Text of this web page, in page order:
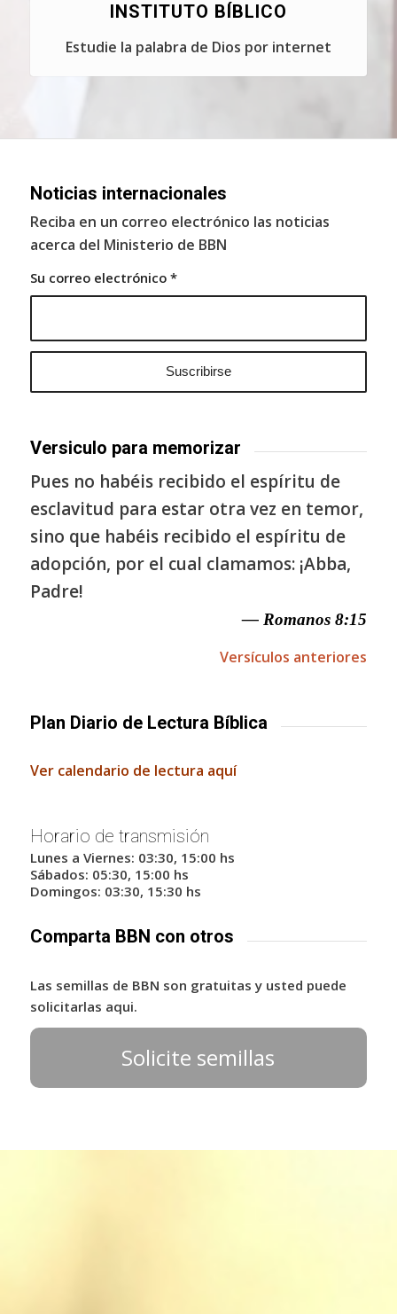
INSTITUTO BÍBLICO
Estudie la palabra de Dios por internet
Noticias internacionales
Reciba en un correo electrónico las noticias
acerca del Ministerio de BBN
Su correo electrónico *
Versiculo para memorizar
Pues no habéis recibido el espíritu de
esclavitud para estar otra vez en temor,
sino que habéis recibido el espíritu de
adopción, por el cual clamamos: ¡Abba,
Padre!
— Romanos 8:15
Versículos anteriores
Plan Diario de Lectura Bíblica
Ver calendario de lectura aquí
Horario de transmisión
Lunes a Viernes: 03:30, 15:00 hs
Sábados: 05:30, 15:00 hs
Domingos: 03:30, 15:30 hs
Comparta BBN con otros
Las semillas de BBN son gratuitas y usted puede
solicitarlas aqui.
Solicite semillas